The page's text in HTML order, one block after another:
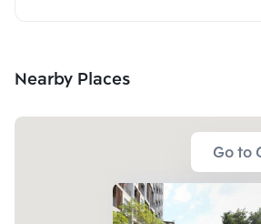
Nearby Places
Go to